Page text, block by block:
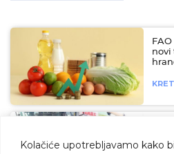
Kolačiće upotrebljavamo kako
novi
Do